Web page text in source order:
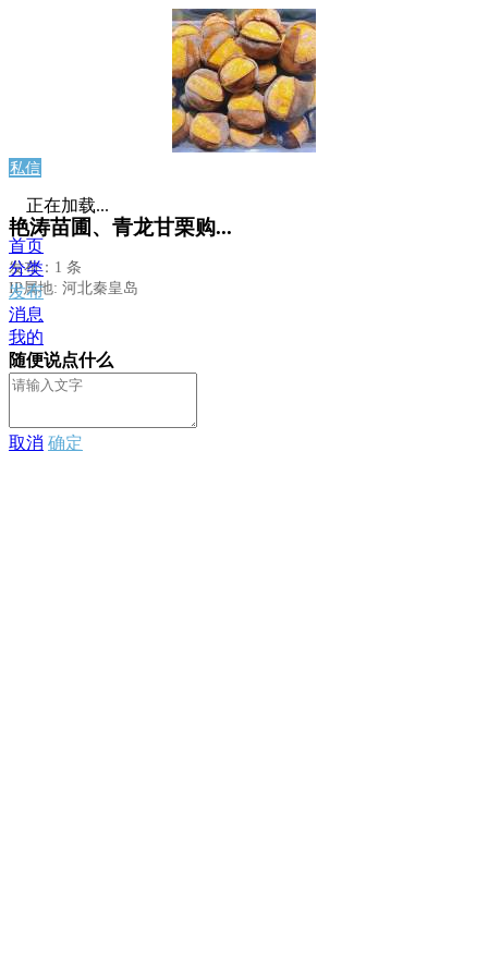
私信
艳涛苗圃、青龙甘栗购...
发布：1 条
IP属地: 河北秦皇岛
正在加载...
首页
分类
发布
消息
我的
随便说点什么
取消 确定